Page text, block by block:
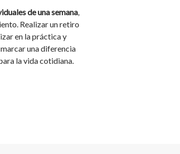
de una semana,
Realizar un retiro
en la práctica y
una diferencia
la vida cotidiana.